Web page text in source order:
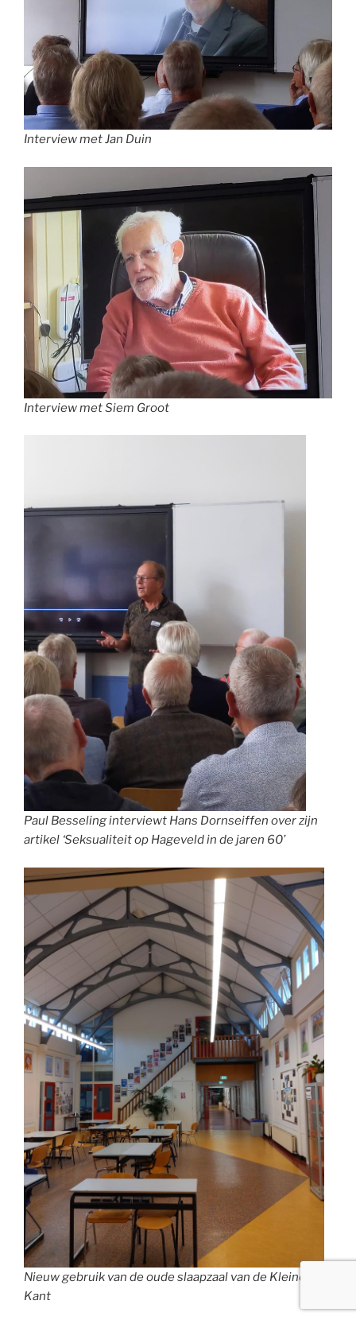
Interview met Jan Duin
Interview met Siem Groot
Paul Besseling interviewt Hans Dornseiffen over zijn
artikel ‘Seksualiteit op Hageveld in de jaren 60’
Nieuw gebruik van de oude slaapzaal van de Kleine
Kant